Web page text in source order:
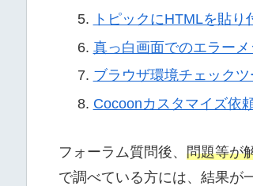
トピックにHTMLを貼り
真っ白画面でのエラー
ブラウザ環境チェックツ
Cocoonカスタマイズ依
フォーラム質問後、 問題等が
で調べている方には、結果が